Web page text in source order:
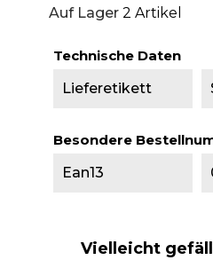
Auf Lager 2 Artikel
Technische Daten
Lieferetikett
Besondere
Ean13
Vielleicht